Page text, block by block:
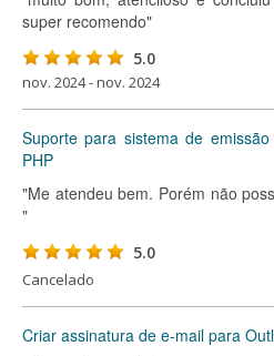
super recomendo"
5.0
nov. 2024 - nov. 2024
Suporte para sistema de
PHP
"Me atendeu bem. Porém não
"
5.0
Cancelado
Criar assinatura de e-mail para